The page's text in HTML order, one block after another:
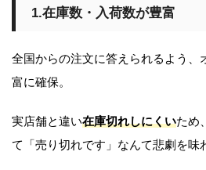
1.在庫数・入荷数が豊富
全国からの注文に答えられるよう、
富に確保。
実店舗と違い在庫切れしにくいため
て「売り切れです」なんて悲劇を味